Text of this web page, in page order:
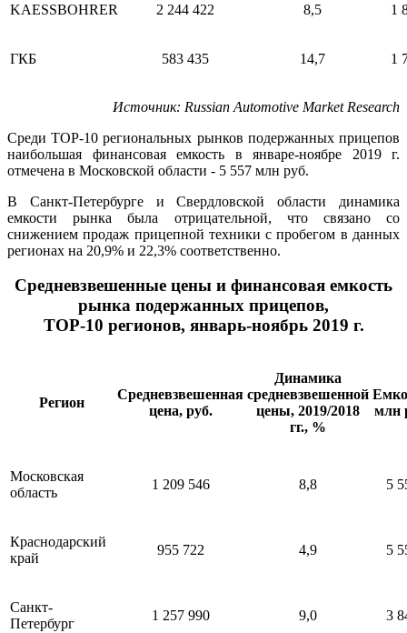
KAESSBOHRER 2 244 422 8,5 1
ГКБ 583 435 14,7 1
Источник: Russian Automotive Market Research
Среди ТОР-10 региональных рынков подержанных прицепов
наибольшая финансовая емкость в январе-ноябре 2019 г.
отмечена в Московской области - 5 557 млн руб.
В Санкт-Петербурге и Свердловской области динамика
емкости рынка была отрицательной, что связано со
снижением продаж прицепной техники с пробегом в данных
регионах на 20,9% и 22,3% соответственно.
Средневзвешенные цены и финансовая емкость
рынка подержанных прицепов,
ТОР-10 регионов, январь-ноябрь 2019 г.
Регион
Средневзвешенная
цена, руб.
Динамика
средневзвешенной
цены, 2019/2018
гг., %
млн
Московская
область
1 209 546 8,8 5
Краснодарский
край
955 722 4,9 5
Санкт-
Петербург
1 257 990 9,0 3